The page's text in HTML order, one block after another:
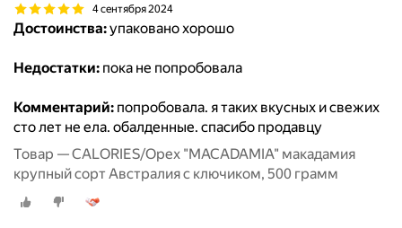
4 сентября 2024
Достоинства:упаковано хорошо
Недостатки: пока не попробовала
Комментарий: попробовала. я таких вкусных и свежих
сто лет не ела. обалденные. спасибо продавцу
Товар — CALORIES/Орех "MACADAMIA" макадамия
крупный сорт Австралия с ключиком, 500 грамм